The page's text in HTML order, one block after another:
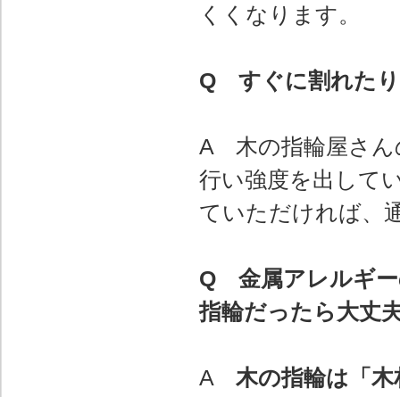
くくなります。
Q すぐに割れた
A 木の指輪屋さん
行い強度を出して
ていただければ、
Q 金属アレルギー
指輪だったら大丈
A 木の指輪は「